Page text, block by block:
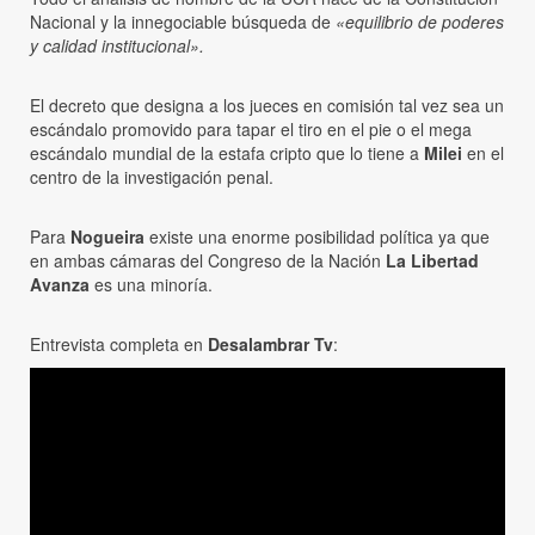
Nacional y la innegociable búsqueda de «equilibrio de poderes
y calidad institucional».
El decreto que designa a los jueces en comisión tal vez sea un
escándalo promovido para tapar el tiro en el pie o el mega
escándalo mundial de la estafa cripto que lo tiene a Milei en el
centro de la investigación penal.
Para Nogueira existe una enorme posibilidad política ya que
en ambas cámaras del Congreso de la Nación La Libertad
Avanza es una minoría.
Entrevista completa en Desalambrar Tv: